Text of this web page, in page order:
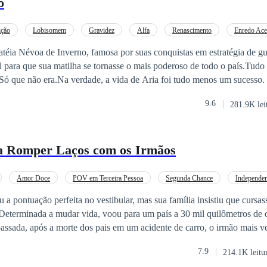
Lobisomem Gravidez Alfa Renascimento
Enredo
Névoa de Inverno, famosa por suas conquistas em estratégia de
mais poderoso de todo o país.Tudo em sua vida
que não era.Na verdade, a vida de Aria foi tudo menos um sucesso.
crescer, suas opções eram fugir ou morrer tentando manter sua
alcança... ela aceitará?...Ou está fadada a reviver seus erros?"...E se
que me atormentavam, me mostrando como eu morria, uma vez e
ser Luna novamente... e eu não quero ser a companheira de Aleric,"
mesma por estar negociando com uma Deusa. Mas eu não
estranho."Esse é o destino que eu escolhi para você.""Eu não
seus olhos prateados me olhando com cautela."... Então eu
9.6 281.9K
Romper Laços com os Irmãos
Amor Doce POV em Terceira Pessoa Segunda Chance
a pontuação perfeita no vestibular, mas sua família insistiu que
a mudar vida, voou para um país a 30 mil quilômetros de
após a morte dos pais em um acidente de carro, o irmão mais
para irmãos. Porém, mas bondade foi recompensada com
7.9 214.1K